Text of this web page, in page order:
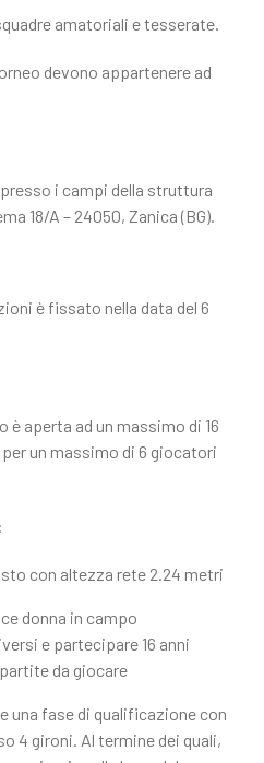
amatoriali e tesserate.
devono appartenere ad
i campi della struttura
18/A – 24050, Zanica (BG).
è fissato nella data del 6
aperta ad un massimo di 16
un massimo di 6 giocatori
con altezza rete 2.24 metri
donna in campo
e partecipare 16 anni
da giocare
una fase di qualificazione con
4 gironi. Al termine dei quali,